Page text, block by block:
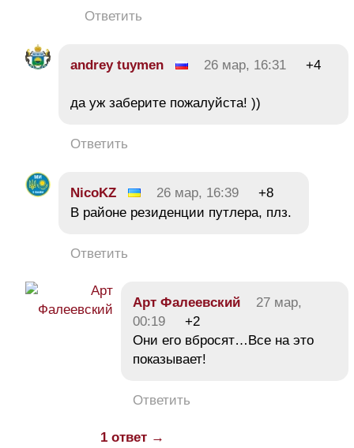
Ответить
andrey tuymen 26 мар, 16:31 +4
да уж заберите пожалуйста! ))
Ответить
NicoKZ 26 мар, 16:39
+8
В районе резиденции путлера, плз.
Ответить
Арт Фалеевский
27 мар,
00:19
+2
Они его вбросят…Все на это
показывает!
Ответить
1 ответ →